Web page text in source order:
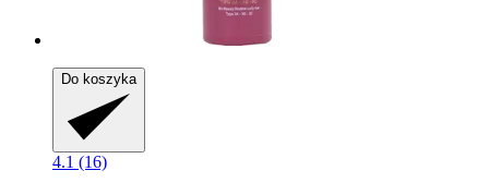
Do koszyka
4.1 (16)